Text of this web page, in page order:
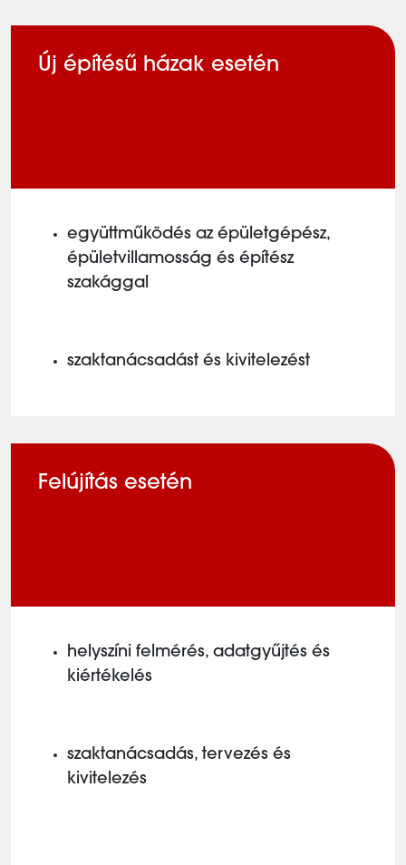
Új építésű házak esetén
együttműködés az épületgépész,
épületvillamosság és építész
szakággal
szaktanácsadást és kivitelezést
Felújítás esetén
helyszíni felmérés, adatgyűjtés és
kiértékelés
szaktanácsadás, tervezés és
kivitelezés